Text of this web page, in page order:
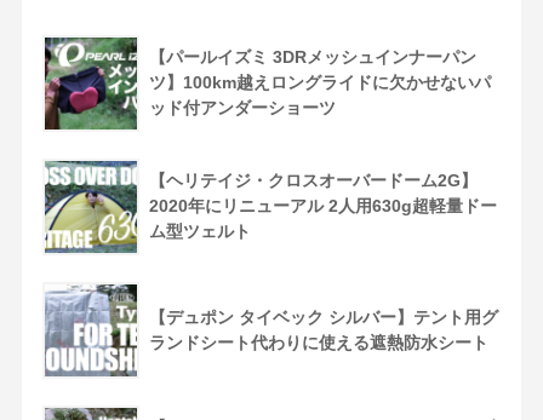
【パールイズミ 3DRメッシュインナーパン
ツ】100km越えロングライドに欠かせないパ
ッド付アンダーショーツ
【ヘリテイジ・クロスオーバードーム2G】
2020年にリニューアル 2人用630g超軽量ドー
ム型ツェルト
【デュポン タイベック シルバー】テント用グ
ランドシート代わりに使える遮熱防水シート